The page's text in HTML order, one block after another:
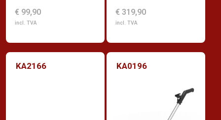
€ 99,90
incl. TVA
€ 319,90
incl. TVA
KA2166 KA0196